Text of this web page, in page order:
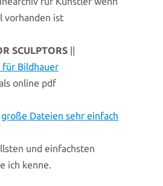
vorhanden ist
SCULPTORS ||
Bildhauer
online pdf
große Dateien sehr einfach
und einfachsten
ich kenne.